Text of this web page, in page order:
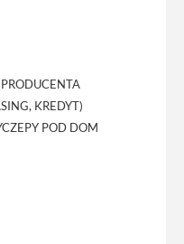
KREDYT)
POD DOM